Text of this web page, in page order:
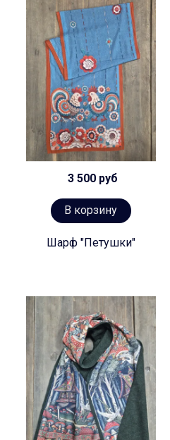
3 500 руб
В корзину
Шарф "Петушки"